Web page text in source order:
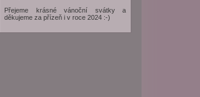
Přejeme krásné vánoční svátky a
děkujeme za přízeň i v roce 2024 :-)